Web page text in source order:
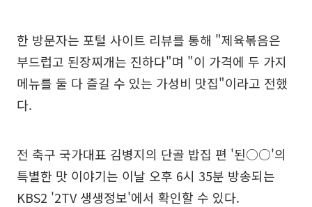
한 방문자는 포털 사이트 리뷰를 통해 "제육볶음은
부드럽고 된장찌개는 진하다"며 "이 가격에 두 가지
메뉴를 둘 다 즐길 수 있는 가성비 맛집"이라고 전했
다.
전 축구 국가대표 김병지의 단골 밥집 편 '된○○'의
특별한 맛 이야기는 이날 오후 6시 35분 방송되는
KBS2 '2TV 생생정보'에서 확인할 수 있다.